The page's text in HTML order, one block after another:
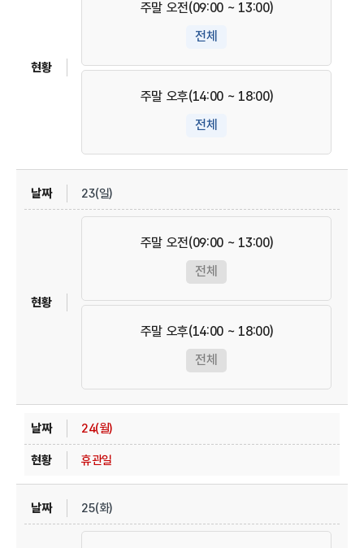
주말 오전(09:00 ~ 13:00)
전체
주말 오후(14:00 ~ 18:00)
전체
23(일)
주말 오전(09:00 ~ 13:00)
전체
주말 오후(14:00 ~ 18:00)
전체
24(월)
휴관일
25(화)